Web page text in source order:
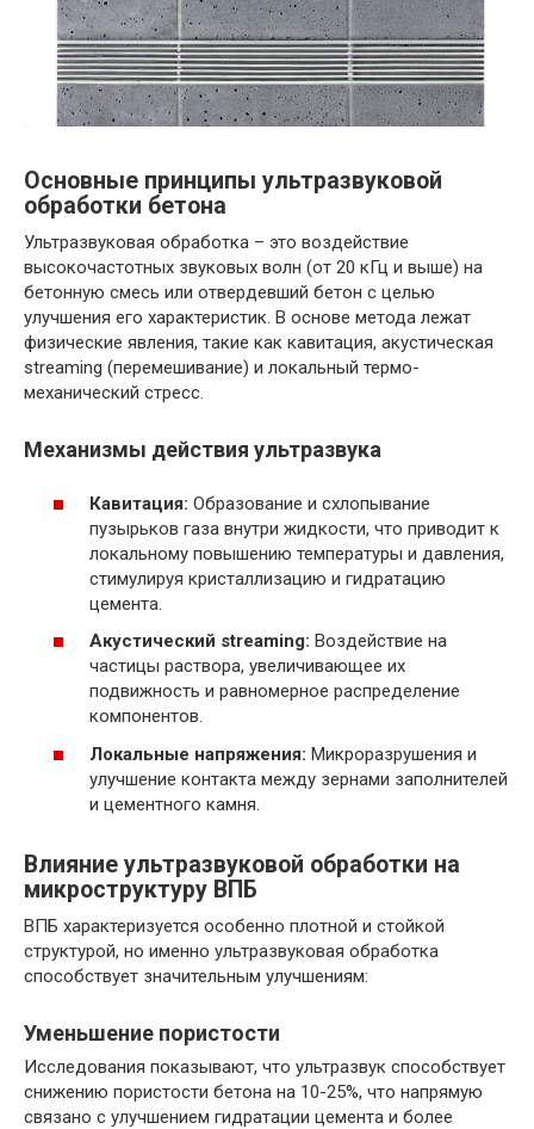
Основные принципы ультразвуковой
обработки бетона
Ультразвуковая обработка – это воздействие
высокочастотных звуковых волн (от 20 кГц и выше) на
бетонную смесь или отвердевший бетон с целью
улучшения его характеристик. В основе метода лежат
физические явления, такие как кавитация, акустическая
streaming (перемешивание) и локальный термо-
механический стресс.
Механизмы действия ультразвука
Кавитация: Образование и схлопывание
пузырьков газа внутри жидкости, что приводит к
локальному повышению температуры и давления,
стимулируя кристаллизацию и гидратацию
цемента.
Акустический streaming: Воздействие на
частицы раствора, увеличивающее их
подвижность и равномерное распределение
компонентов.
Локальные напряжения: Микроразрушения и
улучшение контакта между зернами заполнителей
и цементного камня.
Влияние ультразвуковой обработки на
микроструктуру ВПБ
ВПБ характеризуется особенно плотной и стойкой
структурой, но именно ультразвуковая обработка
способствует значительным улучшениям:
Уменьшение пористости
Исследования показывают, что ультразвук способствует
снижению пористости бетона на 10-25%, что напрямую
связано с улучшением гидратации цемента и более